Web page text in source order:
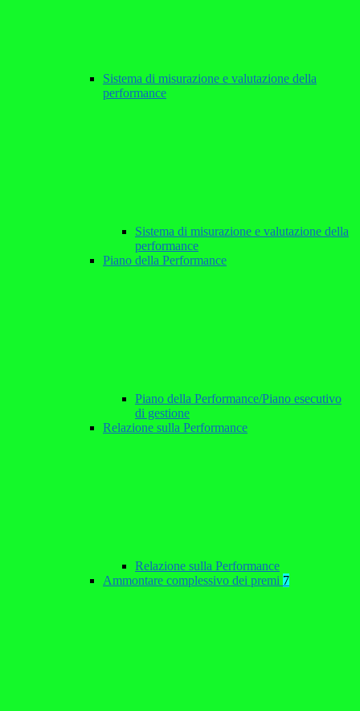
Sistema di misurazione e valutazione della
performance
Sistema di misurazione e valutazione della
performance
Piano della Performance
Piano della Performance/Piano esecutivo
di gestione
Relazione sulla Performance
Relazione sulla Performance
Ammontare complessivo dei premi 7